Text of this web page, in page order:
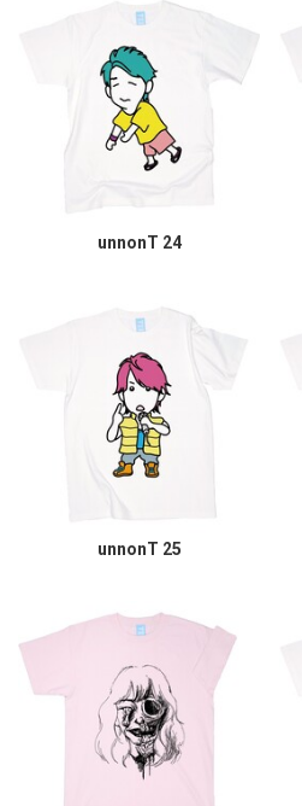
unnonT 24
unnonT 25